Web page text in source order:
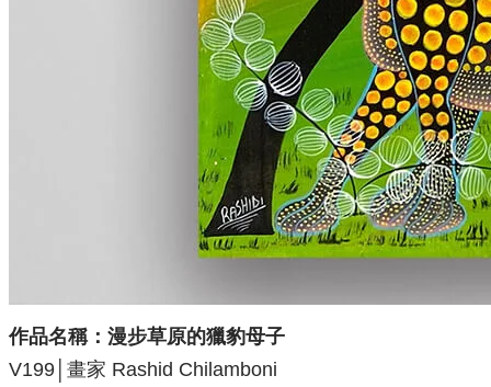
作品名稱：漫步草原的獵豹母子
V199│畫家 Rashid Chilamboni